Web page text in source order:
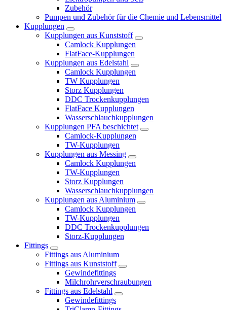
Zubehör
Pumpen und Zubehör für die Chemie und Lebensmittel
Kupplungen
Kupplungen aus Kunststoff
Camlock Kupplungen
FlatFace-Kupplungen
Kupplungen aus Edelstahl
Camlock Kupplungen
TW Kupplungen
Storz Kupplungen
DDC Trockenkupplungen
FlatFace Kupplungen
Wasserschlauchkupplungen
Kupplungen PFA beschichtet
Camlock-Kupplungen
TW-Kupplungen
Kupplungen aus Messing
Camlock Kupplungen
TW-Kupplungen
Storz Kupplungen
Wasserschlauchkupplungen
Kupplungen aus Aluminium
Camlock Kupplungen
TW-Kupplungen
DDC Trockenkupplungen
Storz-Kupplungen
Fittings
Fittings aus Aluminium
Fittings aus Kunststoff
Gewindefittings
Milchrohrverschraubungen
Fittings aus Edelstahl
Gewindefittings